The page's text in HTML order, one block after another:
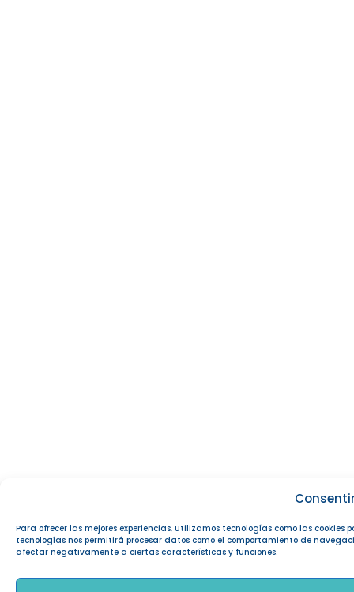
Para ofrecer las mejores experiencias, utilizamos tecnologías como las
tecnologías nos permitirá procesar datos como el comportamiento de
afectar negativamente a ciertas características y funciones.